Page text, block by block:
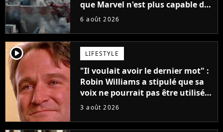
que Marvel n'est plus capable de
faire quoi que ce soit de simple
6 août 2026
player2 LIFESTYLE
"Il voulait avoir le dernier mot" :
Robin Williams a stipulé que sa
voix ne pourrait pas être utilisée
avant 2039, pourtant Disney
inédits
3 août 2026